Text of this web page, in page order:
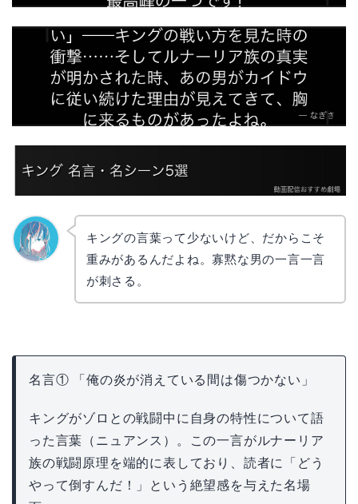
キングの言葉って少ないけど、だからこそ
重みがあるんだよね。寡黙な男の一言一言
が刺さる。
名言① 「俺の炎が消えている間は傷つかない」
キングがゾロとの戦闘中に自身の特性について語
った言葉（ニュアンス）。この一言がルナーリア
族の戦闘原理を端的に表しており、読者に「どう
やって倒すんだ！」という絶望感を与えた名場